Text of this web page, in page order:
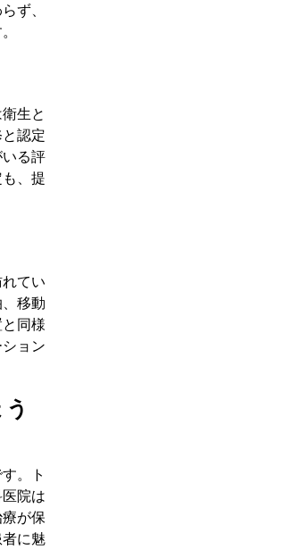
ず、
生と
認定
る評
、提
てい
移動
同様
ョン
。ト
院は
が保
に魅
せ
話番号
名